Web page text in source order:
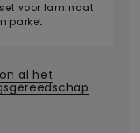
voor laminaat
parket
al het